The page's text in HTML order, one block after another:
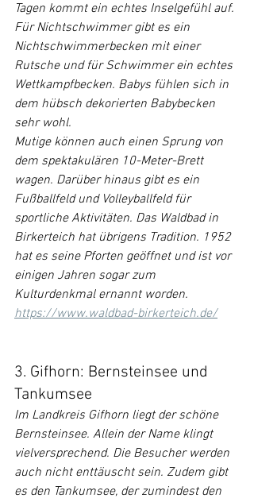
Tagen kommt ein echtes Inselgefühl auf.
Für Nichtschwimmer gibt es ein
Nichtschwimmerbecken mit einer
Rutsche und für Schwimmer ein echtes
Wettkampfbecken. Babys fühlen sich in
dem hübsch dekorierten Babybecken
sehr wohl.
Mutige können auch einen Sprung von
dem spektakulären 10-Meter-Brett
wagen. Darüber hinaus gibt es ein
Fußballfeld und Volleyballfeld für
sportliche Aktivitäten. Das Waldbad in
Birkerteich hat übrigens Tradition. 1952
hat es seine Pforten geöffnet und ist vor
einigen Jahren sogar zum
Kulturdenkmal ernannt worden.
https://www.waldbad-birkerteich.de/
3. Gifhorn: Bernsteinsee und
Tankumsee
Im Landkreis Gifhorn liegt der schöne
Bernsteinsee. Allein der Name klingt
vielversprechend. Die Besucher werden
auch nicht enttäuscht sein. Zudem gibt
es den Tankumsee, der zumindest den